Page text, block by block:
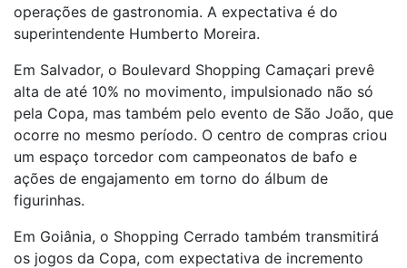
operações de gastronomia. A expectativa é do
superintendente Humberto Moreira.
Em Salvador, o Boulevard Shopping Camaçari prevê
alta de até 10% no movimento, impulsionado não só
pela Copa, mas também pelo evento de São João, que
ocorre no mesmo período. O centro de compras criou
um espaço torcedor com campeonatos de bafo e
ações de engajamento em torno do álbum de
figurinhas.
Em Goiânia, o Shopping Cerrado também transmitirá
os jogos da Copa, com expectativa de incremento